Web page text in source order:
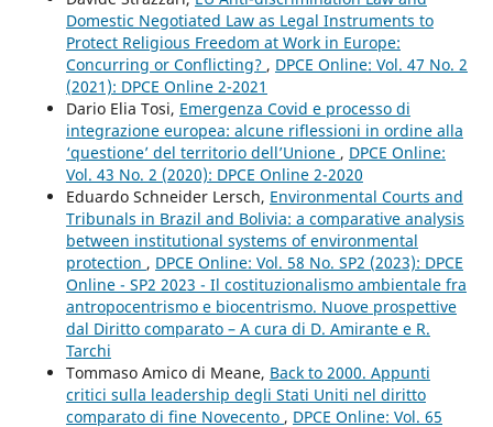
Domestic Negotiated Law as Legal Instruments to
Protect Religious Freedom at Work in Europe:
Concurring or Conflicting? , DPCE Online: Vol. 47 No. 2
(2021): DPCE Online 2-2021
Dario Elia Tosi, Emergenza Covid e processo di
integrazione europea: alcune riflessioni in ordine alla
‘questione’ del territorio dell’Unione , DPCE Online:
Vol. 43 No. 2 (2020): DPCE Online 2-2020
Eduardo Schneider Lersch, Environmental Courts and
Tribunals in Brazil and Bolivia: a comparative analysis
between institutional systems of environmental
protection , DPCE Online: Vol. 58 No. SP2 (2023): DPCE
Online - SP2 2023 - Il costituzionalismo ambientale fra
antropocentrismo e biocentrismo. Nuove prospettive
dal Diritto comparato – A cura di D. Amirante e R.
Tarchi
Tommaso Amico di Meane, Back to 2000. Appunti
critici sulla leadership degli Stati Uniti nel diritto
comparato di fine Novecento , DPCE Online: Vol. 65